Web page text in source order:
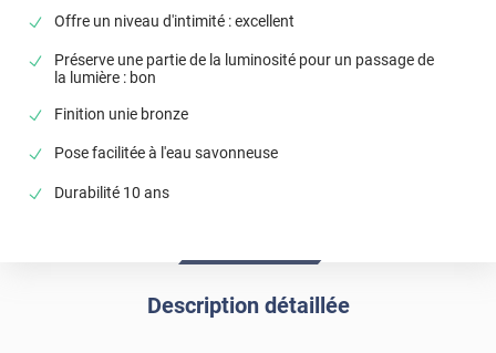
Offre un niveau d'intimité : excellent
Préserve une partie de la luminosité pour un passage de
la lumière : bon
Finition unie bronze
Pose facilitée à l'eau savonneuse
Durabilité 10 ans
Description détaillée